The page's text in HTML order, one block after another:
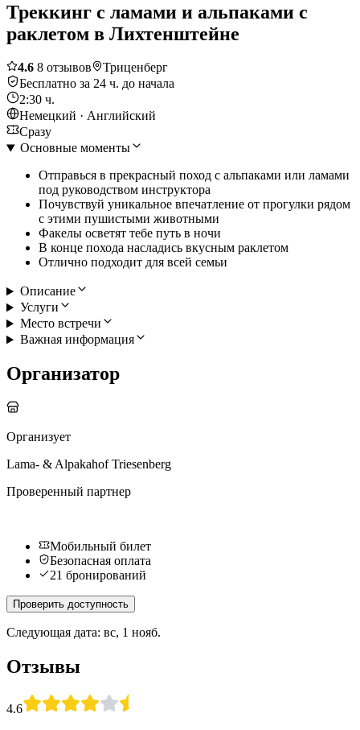
Треккинг с ламами и альпаками с
раклетом в Лихтенштейне
4.6 8 отзывов
Триценберг
Бесплатно за 24 ч. до начала
2:30 ч.
Немецкий · Английский
Сразу
Основные моменты
Отправься в прекрасный поход с альпаками или ламами
под руководством инструктора
Почувствуй уникальное впечатление от прогулки рядом
с этими пушистыми животными
Факелы осветят тебе путь в ночи
В конце похода насладись вкусным раклетом
Отлично подходит для всей семьи
Описание
Услуги
Место встречи
Важная информация
Организатор
Организует
Lama- & Alpakahof Triesenberg
Проверенный партнер
Мобильный билет
Безопасная оплата
21 бронирований
Проверить доступность
Следующая дата: вс, 1 нояб.
Отзывы
4.6